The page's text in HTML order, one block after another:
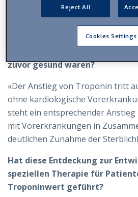
Multi-Organschaden verursacht».
Steigt dieser Marker nur bei
Personen, also solchen mit
zuvor gesund waren?
«Der Anstieg von Troponin tritt
ohne kardiologische
steht ein entsprechender
mit Vorerkrankungen in
deutlichen Zunahme der
Hat diese Entdeckung zur
speziellen Therapie für
Troponinwert geführt?
Reject All
Cookies Settings